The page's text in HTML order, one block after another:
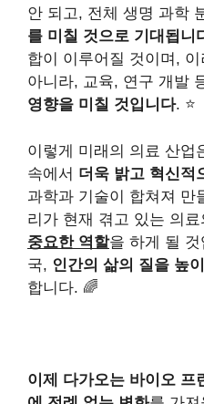
안 되고, 전체 생명 과학
를 미칠 것으로 기대됩니
합이 이루어질 것이며,
아니라, 교육, 연구 개발
영향을 미칠 것입니다. ⭐
이렇게 미래의 의료 산업
속에서 더욱 밝고 혁신적
과학과 기술이 합쳐져 만
리가 현재 겪고 있는 의
중요한 역할을 하게 될
국, 인간의 삶의 질을 높
합니다. 🌈
이제 다가오는 바이오 프